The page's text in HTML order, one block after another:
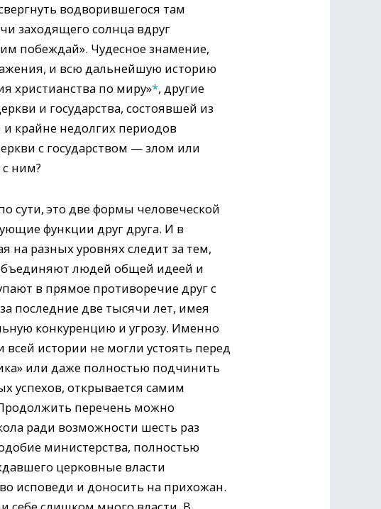
водворившегося там
заходящего солнца вдруг
побеждай». Чудесное знамение,
и всю дальнейшую историю
христианства по миру»*, другие
и государства, состоявшей из
крайне недолгих периодов
с государством — злом или
ним?
сути, это две формы человеческой
функции друг друга. И в
на разных уровнях следит за тем,
людей общей идеей и
в прямое противоречие друг с
последние две тысячи лет, имея
конкуренцию и угрозу. Именно
истории не могли устоять перед
или даже полностью подчинить
успехов, открывается самим
перечень можно
ради возможности шесть раз
министерства, полностью
церковные власти
исповеди и доносить на прихожан.